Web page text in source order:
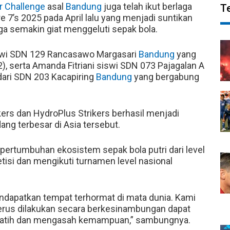
Challenge asal Bandung juga telah ikut berlaga
2025 pada April lalu yang menjadi suntikan
semakin giat menggeluti sepak bola.
SDN 129 Rancasawo Margasari Bandung yang
serta Amanda Fitriani siswi SDN 073 Pajagalan A
SDN 203 Kacapiring Bandung yang bergabung
dan HydroPlus Strikers berhasil menjadi
terbesar di Asia tersebut.
ekosistem sepak bola putri dari level
dan mengikuti turnamen level nasional
tempat terhormat di mata dunia. Kami
dilakukan secara berkesinambungan dapat
dan mengasah kemampuan,” sambungnya.